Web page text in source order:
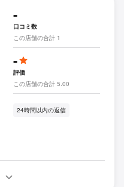
-
口コミ数
この店舗の合計 1
-
評価
この店舗の合計 5.00
24時間以内の返信